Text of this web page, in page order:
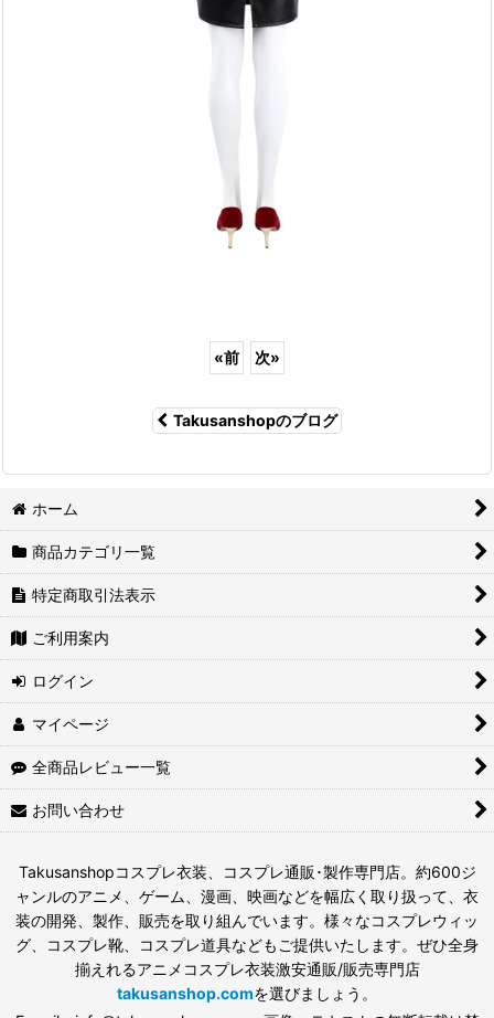
«前 次»
Takusanshopのブログ
ホーム
商品カテゴリ一覧
特定商取引法表示
ご利用案内
ログイン
マイページ
全商品レビュー一覧
お問い合わせ
Takusanshopコスプレ衣装、コスプレ通販･製作専門店。約600ジ
ャンルのアニメ、ゲーム、漫画、映画などを幅広く取り扱って、衣
装の開発、製作、販売を取り組んでいます。様々なコスプレウィッ
グ、コスプレ靴、コスプレ道具などもご提供いたします。ぜひ全身
揃えれるアニメコスプレ衣装激安通販/販売専門店
takusanshop.comを選びましょう。